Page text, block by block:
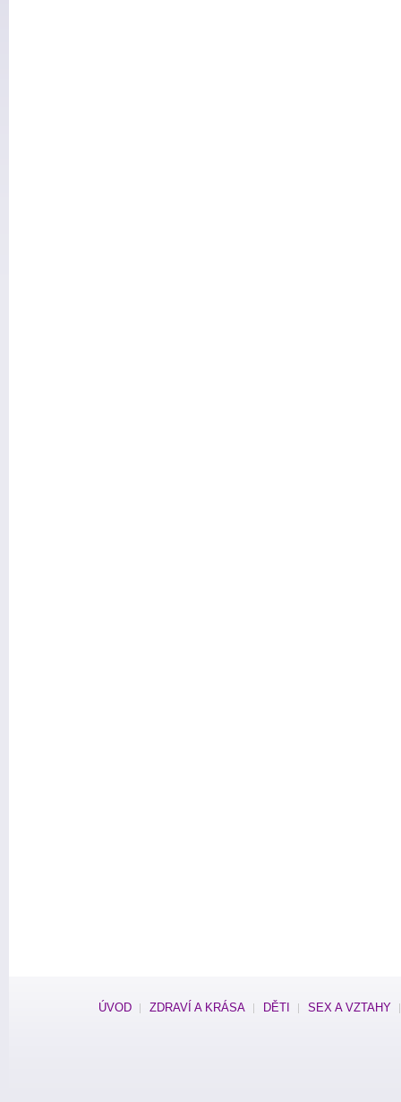
ÚVOD ZDRAVÍ A KRÁSA DĚTI SEX A VZTAHY